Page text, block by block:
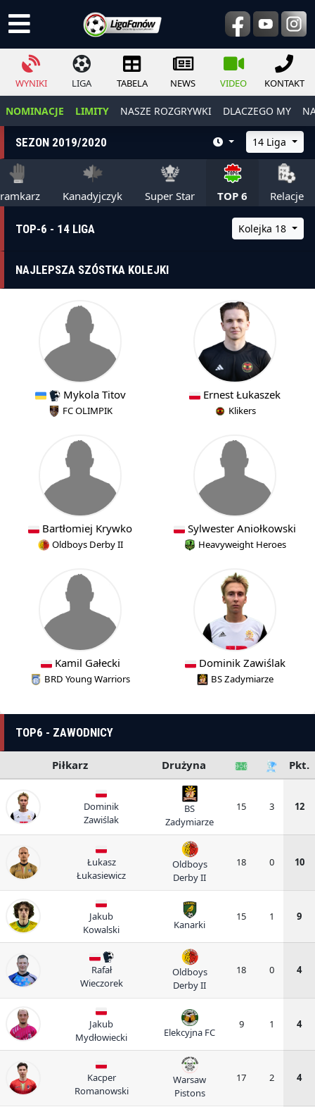
WYNIKI LIGA TABELA NEWS VIDEO KONTAKT
NOMINACJE LIMITY NASZE ROZGRYWKI DLACZEGO MY
SEZON 2019/2020 14 Liga
Kanadyjczyk Super Star TOP 6 Relacje
TOP-6 - 14 LIGA Kolejka 18
NAJLEPSZA SZÓSTKA KOLEJKI
Mykola Titov
FC OLIMPIK
Ernest Łukaszek
Klikers
Bartłomiej Krywko
Oldboys Derby II
Sylwester Aniołkowski
Heavyweight Heroes
Kamil Gałecki
BRD Young Warriors
Dominik Zawiślak
BS Zadymiarze
TOP6 - ZAWODNICY
Piłkarz Drużyna Pkt.
Dominik
Zawiślak
BS
Zadymiarze
15 3 12
Łukasz
Łukasiewicz
Oldboys
Derby II
18 0 10
Jakub
Kowalski
Kanarki
15 1 9
Rafał
Wieczorek
Oldboys
Derby II
18 0 4
Jakub
Mydłowiecki
Elekcyjna FC
9 1 4
Kacper
Romanowski
Warsaw
Pistons
17 2 4